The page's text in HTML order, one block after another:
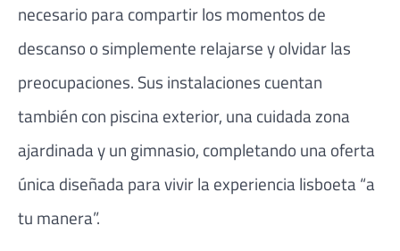
necesario para compartir los momentos de
descanso o simplemente relajarse y olvidar las
preocupaciones. Sus instalaciones cuentan
también con piscina exterior, una cuidada zona
ajardinada y un gimnasio, completando una oferta
única diseñada para vivir la experiencia lisboeta “a
tu manera”.